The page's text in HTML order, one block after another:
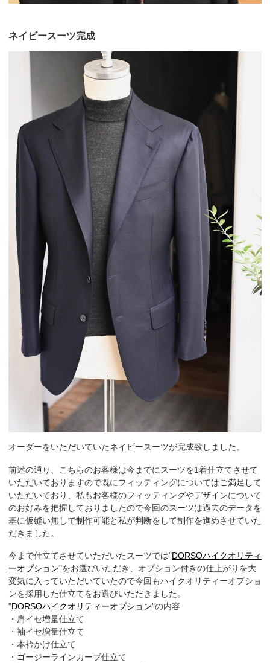
ネイビースーツ完成
オーダーをいただいていたネイビースーツが完成致しました。
前述の通り、こちらのお客様は今までにスーツを1着仕立てさせて
いただいておりますので既にフィッティングについてはご満足して
いただいており、私もお客様のフィッティングやデザインについて
のお好みを把握しておりましたので今回のスーツは過去のデータを
基に仮縫い無しで制作可能と私が判断をして制作を進めさせていた
だきました。
今まで仕立てさせていただいたスーツでは"DORSOハイクオリティ
ーオプション"をお選びいただき、オプション付きの仕上がりを大
変気に入っていただいていたので今回もハイクオリティーオプショ
ンを採用した仕立てをお選びいただきました。
"DORSOハイクオリティーオプション"の内容
・肩イセ増量仕立て
・袖イセ増量仕立て
・本衿かけ仕立て
・ゴージーラインカーブ仕立て